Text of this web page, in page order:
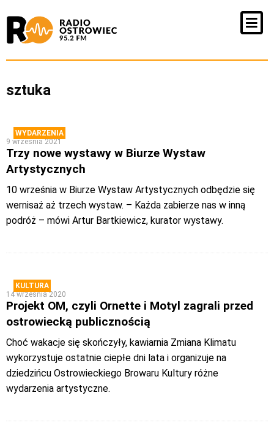
sztuka
WYDARZENIA
9 września 2021
Trzy nowe wystawy w Biurze Wystaw
Artystycznych
10 września w Biurze Wystaw Artystycznych odbędzie się
wernisaż aż trzech wystaw. – Każda zabierze nas w inną
podróż – mówi Artur Bartkiewicz, kurator wystawy.
KULTURA
14 września 2020
Projekt OM, czyli Ornette i Motyl zagrali przed
ostrowiecką publicznością
Choć wakacje się skończyły, kawiarnia Zmiana Klimatu
wykorzystuje ostatnie ciepłe dni lata i organizuje na
dziedzińcu Ostrowieckiego Browaru Kultury różne
wydarzenia artystyczne.